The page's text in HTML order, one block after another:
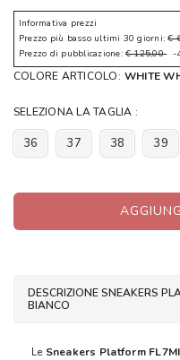
Informativa prezzi
Prezzo più basso ultimi 30 giorni:€
Prezzo di pubblicazione: € 125,00-
COLORE ARTICOLO: WHITE
SELEZIONA LA TAGLIA :
36 37 38 39
DESCRIZIONE SNEAKERS
BIANCO
Le Sneakers Platform